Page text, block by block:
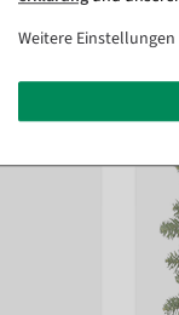
Weitere Einstellungen